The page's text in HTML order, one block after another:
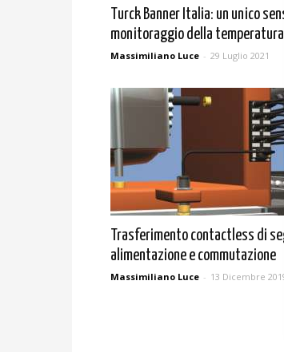
Turck Banner Italia: un unico
monitoraggio della
Massimiliano Luce - 29 Luglio 2021
Trasferimento contactless di
alimentazione e commutazione
Massimiliano Luce - 13 Dicembre